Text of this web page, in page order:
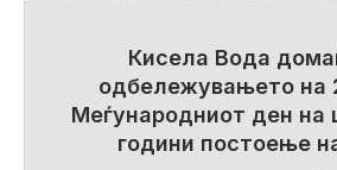
Кисела Вода
одбележувањето на
Меѓународниот ден на
години постоење